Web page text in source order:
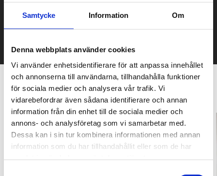
Samtycke Information Om
Denna webbplats använder cookies
Vi använder enhetsidentifierare för att anpassa innehållet
och annonserna till användarna, tillhandahålla funktioner
för sociala medier och analysera vår trafik. Vi
vidarebefordrar även sådana identifierare och annan
information från din enhet till de sociala medier och
annons- och analysföretag som vi samarbetar med.
Dessa kan i sin tur kombinera informationen med annan
information som du har tillhandahållit eller som de har
samlat in när du har använt deras tjänster.
Kontakta oss här för att få förslag på produkt och pris över
mailen.
Relaterade produkter
Populär Recommended